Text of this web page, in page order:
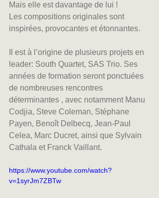
Mais elle est davantage de lui !
Les compositions originales sont
inspirées, provocantes et étonnantes.
Il est à l’origine de plusieurs projets en
leader: South Quartet, SAS Trio. Ses
années de formation seront ponctuées
de nombreuses rencontres
déterminantes , avec notamment Manu
Codjia, Steve Coleman, Stéphane
Payen, Benoît Delbecq, Jean-Paul
Celea, Marc Ducret, ainsi que Sylvain
Cathala et Franck Vaillant.
https://www.youtube.com/watch?
v=1syrJm7ZBTw